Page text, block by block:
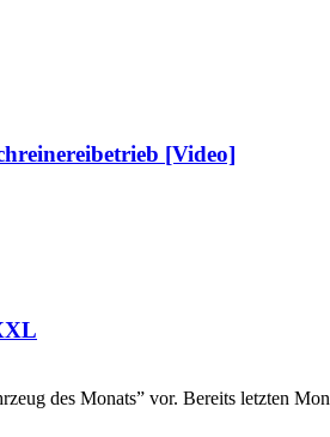
[Video]
des Monats” vor. Bereits letzten